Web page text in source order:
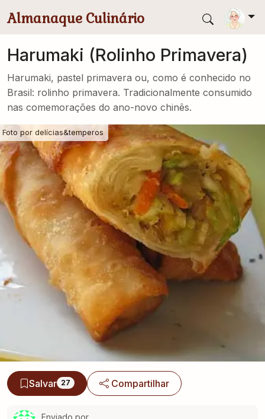
Almanaque Culinário
Harumaki (Rolinho Primavera)
Harumaki, pastel primavera ou, como é conhecido no
Brasil: rolinho primavera. Tradicionalmente consumido
nas comemorações do ano-novo chinês.
Foto por delícias&temperos
Salvar 27 Compartilhar
Enviado por